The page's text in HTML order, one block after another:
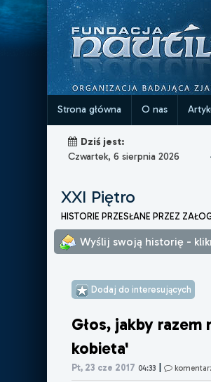
Strona główna O nas
Dziś jest:
Czwartek, 6 sierpnia 2026
XXI Piętro
HISTORIE PRZESŁANE PRZEZ
Wyślij swoją historię -
Dodaj do interesujących
Głos, jakby razem
kobieta'
Pt, 23 cze 2017 04:33 |